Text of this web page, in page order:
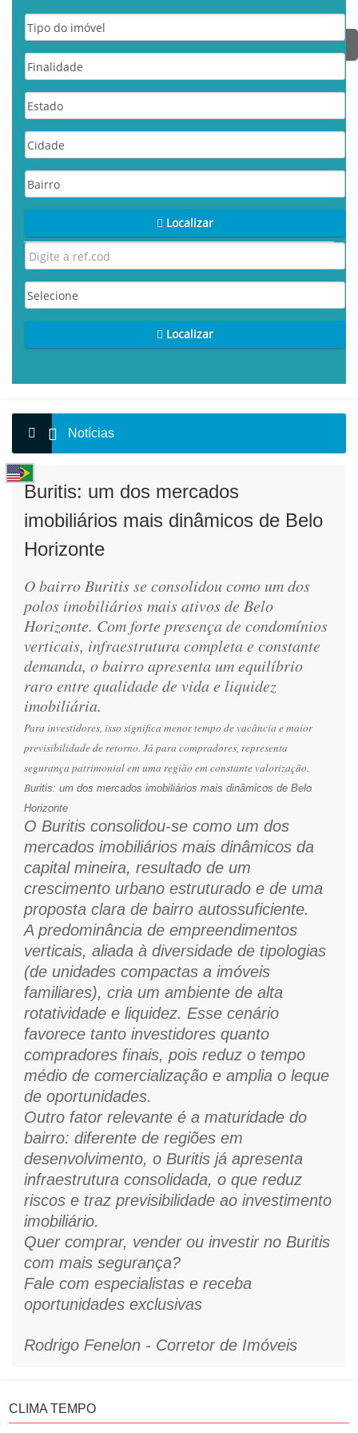
Localizar
Localizar
Notícias
Buritis: um dos mercados
imobiliários mais dinâmicos de Belo
Horizonte
O bairro Buritis se consolidou como um dos
polos imobiliários mais ativos de Belo
Horizonte. Com forte presença de condomínios
verticais, infraestrutura completa e constante
demanda, o bairro apresenta um equilíbrio
raro entre qualidade de vida e liquidez
imobiliária.
Para investidores, isso significa menor tempo de vacância e maior
previsibilidade de retorno. Já para compradores, representa
segurança patrimonial em uma região em constante valorização.
Buritis: um dos mercados imobiliários mais dinâmicos de Belo
Horizonte
O Buritis consolidou-se como um dos
mercados imobiliários mais dinâmicos da
capital mineira, resultado de um
crescimento urbano estruturado e de uma
proposta clara de bairro autossuficiente.
A predominância de empreendimentos
verticais, aliada à diversidade de tipologias
(de unidades compactas a imóveis
familiares), cria um ambiente de alta
rotatividade e liquidez. Esse cenário
favorece tanto investidores quanto
compradores finais, pois reduz o tempo
médio de comercialização e amplia o leque
de oportunidades.
Outro fator relevante é a maturidade do
bairro: diferente de regiões em
desenvolvimento, o Buritis já apresenta
infraestrutura consolidada, o que reduz
riscos e traz previsibilidade ao investimento
imobiliário.
Quer comprar, vender ou investir no Buritis
com mais segurança?
Fale com especialistas e receba
oportunidades exclusivas
Rodrigo Fenelon - Corretor de Imóveis
CLIMA TEMPO